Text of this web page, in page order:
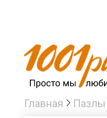
Главная Пазлы